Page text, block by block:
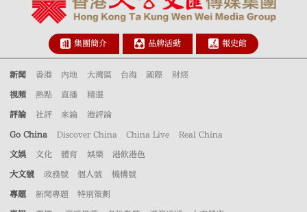
集團簡介 品牌活動 報史館
新聞 香港 內地 大灣區 台海 國際 財經
視頻 熱點 直播 精選
評論 社評 來論 港評論
Go China Discover China China Live Real China
文娛 文化 體育 娛樂 港飲港色
大文號 政務號 個人號 機構號
專題 新聞專題 特別策劃